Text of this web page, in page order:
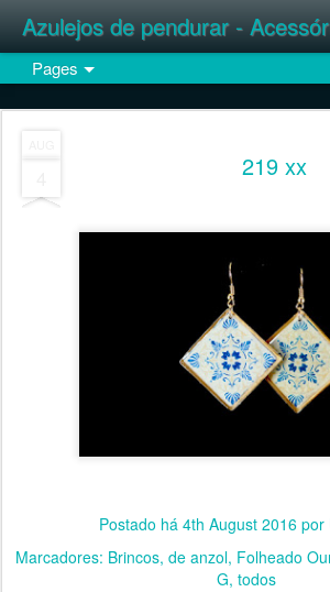
Pages
219 xx
Postado há 4th August 2016 por
Marcadores: Brincos de anzol Folheado
G todos